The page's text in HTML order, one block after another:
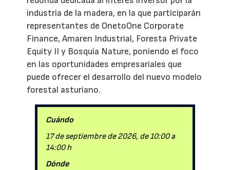
industria de la madera, en la que participarán
representantes de OnetoOne Corporate
Finance, Amaren Industrial, Foresta Private
Equity II y Bosquia Nature, poniendo el foco
en las oportunidades empresariales que
puede ofrecer el desarrollo del nuevo modelo
forestal asturiano.
Cuándo
17 de septiembre de 2026, de 10:00 a
14:00 h
Dónde